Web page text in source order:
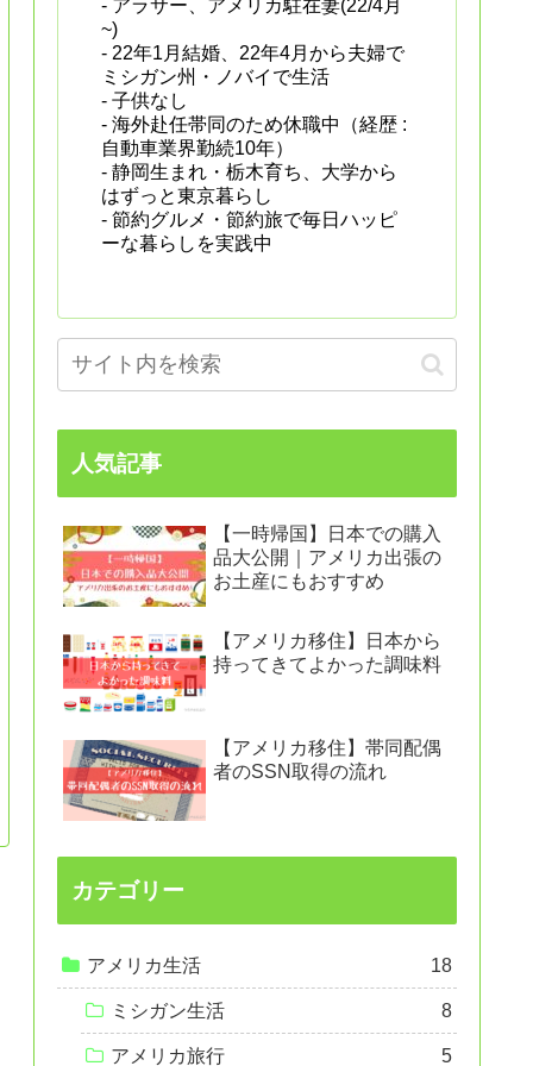
- アラサー、アメリカ駐在妻(22/4月
~)
- 22年1月結婚、22年4月から夫婦で
ミシガン州・ノバイで生活
- 子供なし
- 海外赴任帯同のため休職中（経歴 :
自動車業界勤続10年）
- 静岡生まれ・栃木育ち、大学から
はずっと東京暮らし
- 節約グルメ・節約旅で毎日ハッピ
ーな暮らしを実践中
人気記事
【一時帰国】日本での購入
品大公開｜アメリカ出張の
お土産にもおすすめ
【アメリカ移住】日本から
持ってきてよかった調味料
【アメリカ移住】帯同配偶
者のSSN取得の流れ
カテゴリー
アメリカ生活 18
ミシガン生活 8
アメリカ旅行 5